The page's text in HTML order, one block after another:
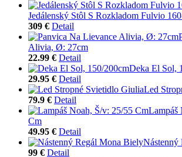
Jedálenský Stôl S Rozkladom Fulvio
309 € Detail
Alivia, Ø: 27cm
22.99 € Detail
Deka El Sol,
29.95 € Detail
Led
79.9 € Detail
Lampáš
Cm
49.95 € Detail
Nástenný
99 € Detail